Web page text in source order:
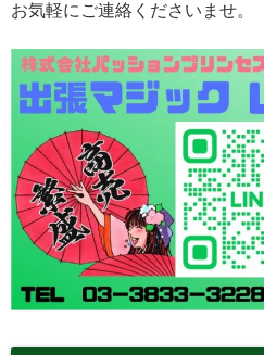
お気軽にご連絡くださいませ。